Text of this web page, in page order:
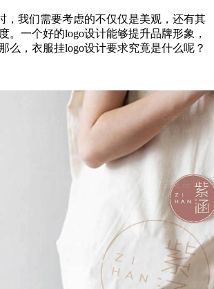
，我们需要考虑的不仅仅是美观，还有其
。一个好的logo设计能够提升品牌形象，
么，衣服挂logo设计要求究竟是什么呢？